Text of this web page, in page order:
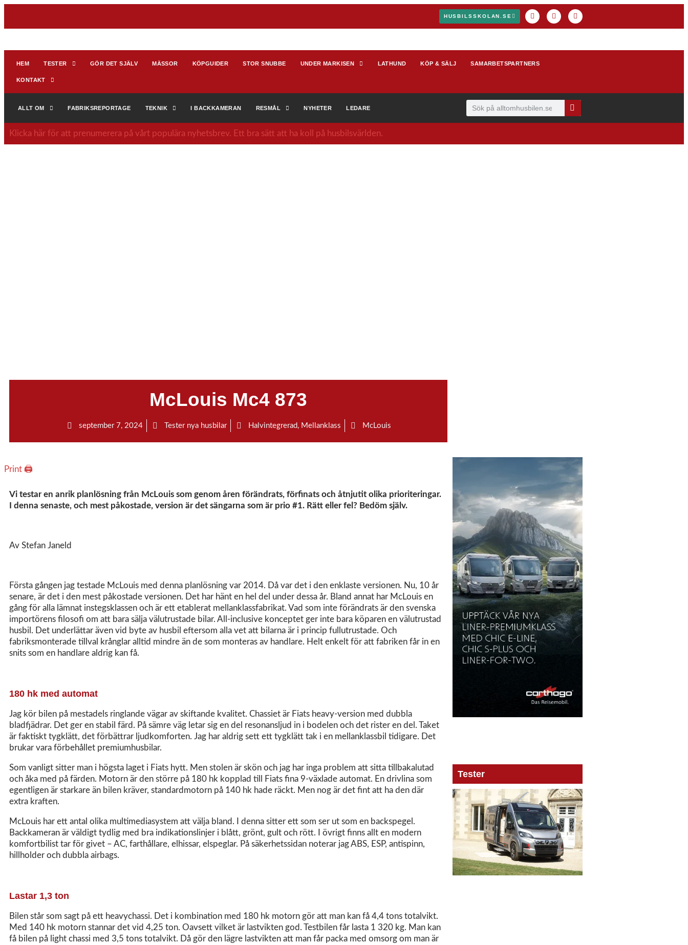
HUSBILSSKOLAN.SE
HEM TESTER GÖR DET SJÄLV MÄSSOR KÖPGUIDER STOR SNUBBE UNDER MARKISEN LATHUND KÖP & SÄLJ SAMARBETSPARTNERS
KONTAKT
ALLT OM FABRIKSREPORTAGE TEKNIK I BACKKAMERAN RESMÅL NYHETER LEDARE
Klicka här för att prenumerera på vårt populära nyhetsbrev. Ett bra sätt att ha koll på husbilsvärlden.
McLouis Mc4 873
september 7, 2024 Tester nya husbilar Halvintegrerad, Mellanklass McLouis
Print 🖨
Vi testar en anrik planlösning från McLouis som genom åren förändrats, förfinats och åtnjutit olika prioriteringar.
I denna senaste, och mest påkostade, version är det sängarna som är prio #1. Rätt eller fel? Bedöm själv.
Av Stefan Janeld
Första gången jag testade McLouis med denna planlösning var 2014. Då var det i den enklaste versionen. Nu, 10 år
senare, är det i den mest påkostade versionen. Det har hänt en hel del under dessa år. Bland annat har McLouis en
gång för alla lämnat instegsklassen och är ett etablerat mellanklassfabrikat. Vad som inte förändrats är den svenska
importörens filosofi om att bara sälja välutrustade bilar. All-inclusive konceptet ger inte bara köparen en välutrustad
husbil. Det underlättar även vid byte av husbil eftersom alla vet att bilarna är i princip fullutrustade. Och
fabriksmonterade tillval krånglar alltid mindre än de som monteras av handlare. Helt enkelt för att fabriken får in en
snits som en handlare aldrig kan få.
180 hk med automat
Jag kör bilen på mestadels ringlande vägar av skiftande kvalitet. Chassiet är Fiats heavy-version med dubbla
bladfjädrar. Det ger en stabil färd. På sämre väg letar sig en del resonansljud in i bodelen och det rister en del. Taket
är faktiskt tygklätt, det förbättrar ljudkomforten. Jag har aldrig sett ett tygklätt tak i en mellanklassbil tidigare. Det
brukar vara förbehållet premiumhusbilar.
Som vanligt sitter man i högsta laget i Fiats hytt. Men stolen är skön och jag har inga problem att sitta tillbakalutad
och åka med på färden. Motorn är den större på 180 hk kopplad till Fiats fina 9-växlade automat. En drivlina som
egentligen är starkare än bilen kräver, standardmotorn på 140 hk hade räckt. Men nog är det fint att ha den där
extra kraften.
McLouis har ett antal olika multimediasystem att välja bland. I denna sitter ett som ser ut som en backspegel.
Backkameran är väldigt tydlig med bra indikationslinjer i blått, grönt, gult och rött. I övrigt finns allt en modern
komfortbilist tar för givet – AC, farthållare, elhissar, elspeglar. På säkerhetssidan noterar jag ABS, ESP, antispinn,
hillholder och dubbla airbags.
Lastar 1,3 ton
Bilen står som sagt på ett heavychassi. Det i kombination med 180 hk motorn gör att man kan få 4,4 tons totalvikt.
Med 140 hk motorn stannar det vid 4,25 ton. Oavsett vilket är lastvikten god. Testbilen får lasta 1 320 kg. Man kan
få bilen på light chassi med 3,5 tons totalvikt. Då gör den lägre lastvikten att man får packa med omsorg om man är
Tester